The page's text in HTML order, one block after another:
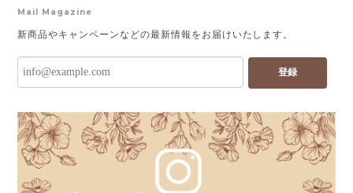
Mail Magazine
新商品やキャンペーンなどの最新情報をお届けいたします。
登録